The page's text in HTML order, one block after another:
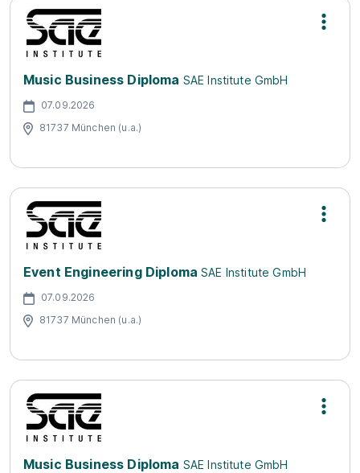
Music Business Diploma SAE Institute GmbH
07.09.2026
81737 München (u.a.)
Event Engineering Diploma SAE Institute GmbH
07.09.2026
81737 München (u.a.)
Music Business Diploma SAE Institute GmbH